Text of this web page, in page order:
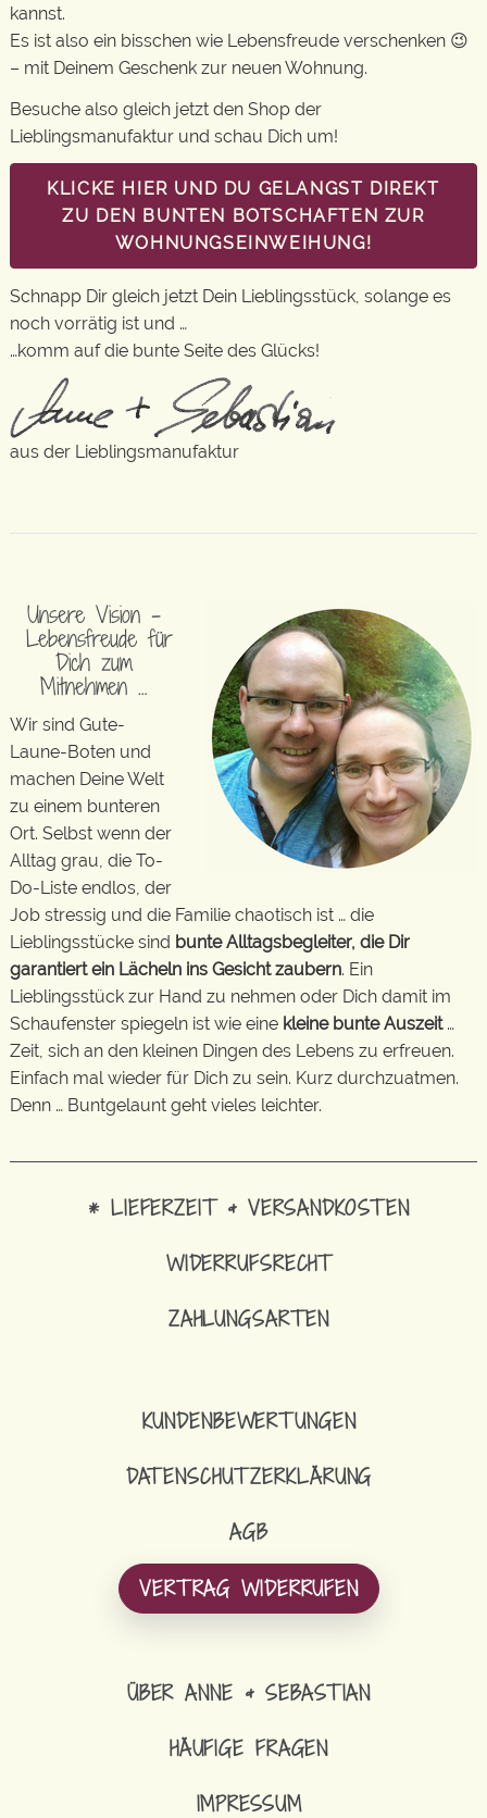
kannst.
Es ist also ein bisschen wie Lebensfreude verschenken 😉
– mit Deinem Geschenk zur neuen Wohnung.
Besuche also gleich jetzt den Shop der
Lieblingsmanufaktur und schau Dich um!
KLICKE HIER UND DU GELANGST DIREKT
ZU DEN BUNTEN BOTSCHAFTEN ZUR
WOHNUNGSEINWEIHUNG!
Schnapp Dir gleich jetzt Dein Lieblingsstück, solange es
noch vorrätig ist und …
…komm auf die bunte Seite des Glücks!
aus der Lieblingsmanufaktur
Unsere Vision –
Lebensfreude für
Dich zum
Mitnehmen …
Wir sind Gute-
Laune-Boten und
machen Deine Welt
zu einem bunteren
Ort. Selbst wenn der
Alltag grau, die To-
Do-Liste endlos, der
Job stressig und die Familie chaotisch ist … die
Lieblingsstücke sind bunte Alltagsbegleiter, die Dir
garantiert ein Lächeln ins Gesicht zaubern. Ein
Lieblingsstück zur Hand zu nehmen oder Dich damit im
Schaufenster spiegeln ist wie eine kleine bunte Auszeit…
Zeit, sich an den kleinen Dingen des Lebens zu erfreuen.
Einfach mal wieder für Dich zu sein. Kurz durchzuatmen.
Denn … Buntgelaunt geht vieles leichter.
* LIEFERZEIT & VERSANDKOSTEN
WIDERRUFSRECHT
ZAHLUNGSARTEN
KUNDENBEWERTUNGEN
DATENSCHUTZERKLÄRUNG
AGB
VERTRAG WIDERRUFEN
ÜBER ANNE & SEBASTIAN
HÄUFIGE FRAGEN
IMPRESSUM